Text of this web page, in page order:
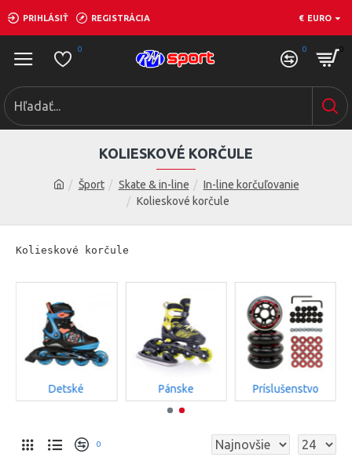
PRIHLÁSIŤ REGISTRÁCIA € EURO
0 0 0
Šport Skate & in-line
In-line korčuľovanie
Kolieskové korčule
KOLIESKOVÉ KORČULE
Kolieskové korčule
Detské Pánske Príslušenstvo
0